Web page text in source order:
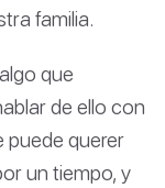
familia.
que
de ello con
puede querer
un tiempo, y